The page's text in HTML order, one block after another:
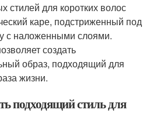
стилей для коротких волос
каре, подстриженный под
с наложенными слоями.
создать
образ, подходящий для
жизни.
подходящий стиль для